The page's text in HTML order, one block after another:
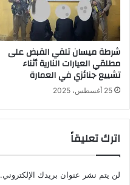
شرطة ميسان تلقي القبض على
مطلقي العيارات النارية أثناء
تشييع جنائزي في العمارة
25 أغسطس، 2025
اترك تعليقاً
لن يتم نشر عنوان بريدك الإلكتروني.